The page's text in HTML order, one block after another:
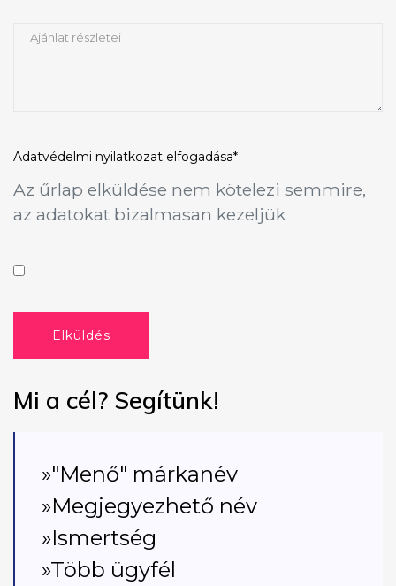
Adatvédelmi nyilatkozat elfogadása*
Az űrlap elküldése nem kötelezi semmire,
az adatokat bizalmasan kezeljük
Elküldés
Mi a cél? Segítünk!
»"Menő" márkanév
»Megjegyezhető név
»Ismertség
»Több ügyfél